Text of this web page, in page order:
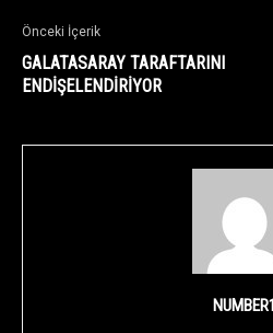
Önceki İçerik
GALATASARAY TARAFTARINI
ENDİŞELENDİRİYOR
NUMBER1